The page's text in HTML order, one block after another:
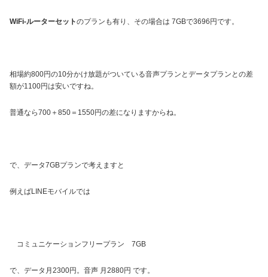
WiFi-ルーターセットのプランも有り、その場合は 7GBで3696円です。
相場約800円の10分かけ放題がついている音声プランとデータプランとの差
額が1100円は安いですね。
普通なら700＋850＝1550円の差になりますからね。
で、データ7GBプランで考えますと
例えばLINEモバイルでは
コミュニケーションフリープラン 7GB
で、データ月2300円。音声 月2880円 です。